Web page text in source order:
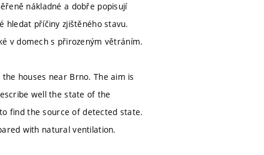
nákladné a dobře popisují
hledat příčiny zjištěného stavu.
v domech s přirozeným větráním.
houses near Brno. The aim is
well the state of the
find the source of detected state.
with natural ventilation.